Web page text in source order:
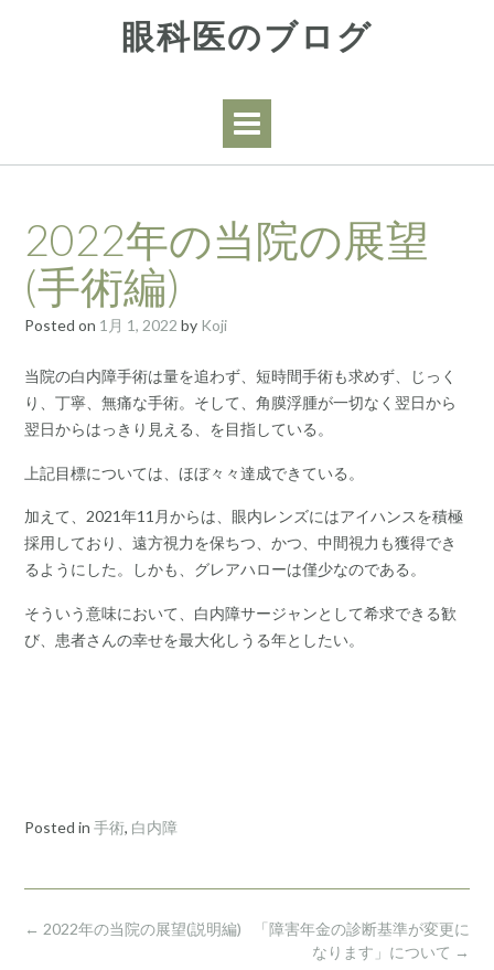
眼科医のブログ
2022年の当院の展望
(手術編)
Posted on 1月 1, 2022 by Koji
当院の白内障手術は量を追わず、短時間手術も求めず、じっく
り、丁寧、無痛な手術。そして、角膜浮腫が一切なく翌日から
翌日からはっきり見える、を目指している。
上記目標については、ほぼ々々達成できている。
加えて、2021年11月からは、眼内レンズにはアイハンスを積極
採用しており、遠方視力を保ちつ、かつ、中間視力も獲得でき
るようにした。しかも、グレアハローは僅少なのである。
そういう意味において、白内障サージャンとして希求できる歓
び、患者さんの幸せを最大化しうる年としたい。
Posted in 手術, 白内障
Post
「障害年金の診断基準が変更に
なります」について →
← 2022年の当院の展望(説明編)